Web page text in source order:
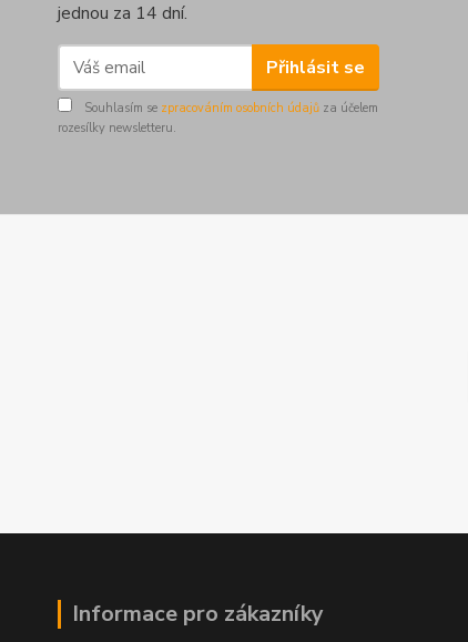
jednou za 14 dní.
Přihlásit se
Souhlasím se zpracováním osobních údajů za účelem
rozesílky newsletteru.
Informace pro zákazníky